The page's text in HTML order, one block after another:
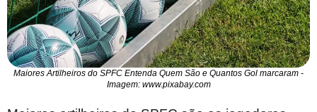
Maiores Artilheiros do SPFC Entenda Quem São e Quantos Gol marcaram -
Imagem: www.pixabay.com